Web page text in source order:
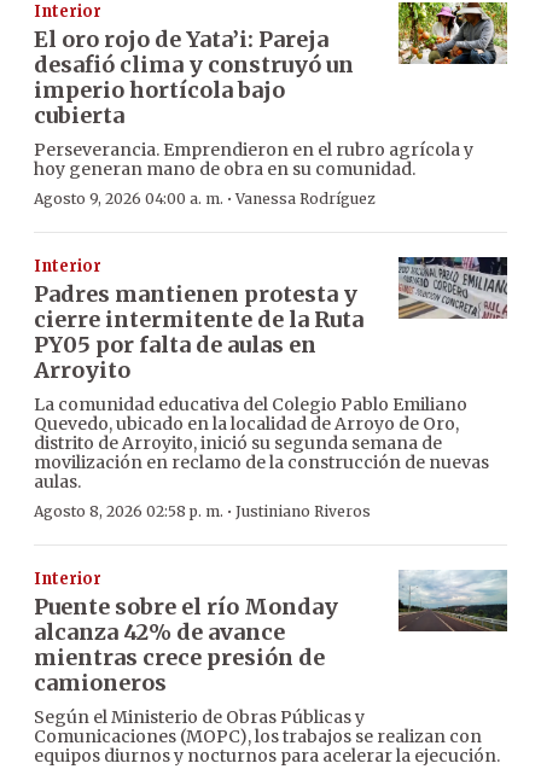
Interior
El oro rojo de Yata’i: Pareja
desafió clima y construyó un
imperio hortícola bajo
cubierta
Perseverancia. Emprendieron en el rubro agrícola y
hoy generan mano de obra en su comunidad.
Agosto 9, 2026 04:00 a. m. ·Vanessa Rodríguez
Interior
Padres mantienen protesta y
cierre intermitente de la Ruta
PY05 por falta de aulas en
Arroyito
La comunidad educativa del Colegio Pablo Emiliano
Quevedo, ubicado en la localidad de Arroyo de Oro,
distrito de Arroyito, inició su segunda semana de
movilización en reclamo de la construcción de nuevas
aulas.
Agosto 8, 2026 02:58 p. m. · Justiniano Riveros
Interior
Puente sobre el río Monday
alcanza 42% de avance
mientras crece presión de
camioneros
Según el Ministerio de Obras Públicas y
Comunicaciones (MOPC), los trabajos se realizan con
equipos diurnos y nocturnos para acelerar la ejecución.